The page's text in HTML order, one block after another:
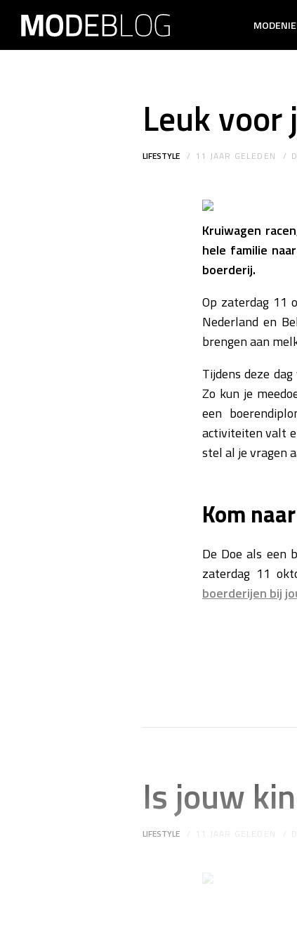
Leuk voor
LIFESTYLE 11 JAAR GELEDEN
Kruiwagen
hele familie
boerderij.
Op zaterdag 11
Nederland en
brengen aan
Tijdens deze
Zo kun je
een
activiteiten valt
stel al je vragen
Kom
De Doe als een
zaterdag 11
boerderijen bij
Is jouw
LIFESTYLE 11 JAAR GELEDEN